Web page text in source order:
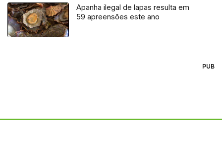
Apanha ilegal de lapas resulta em
59 apreensões este ano
PUB